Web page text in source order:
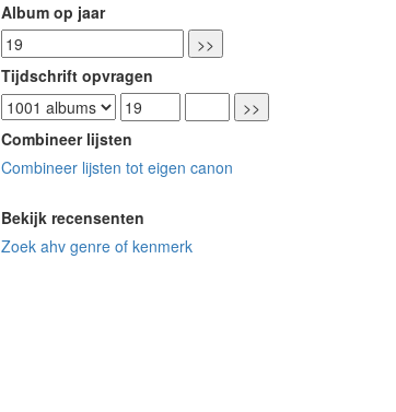
Album op jaar
Tijdschrift opvragen
Combineer lijsten
Combineer lijsten tot eigen canon
Bekijk recensenten
Zoek ahv genre of kenmerk